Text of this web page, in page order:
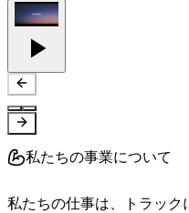
私たちの事業について
私たちの仕事は、トラッ